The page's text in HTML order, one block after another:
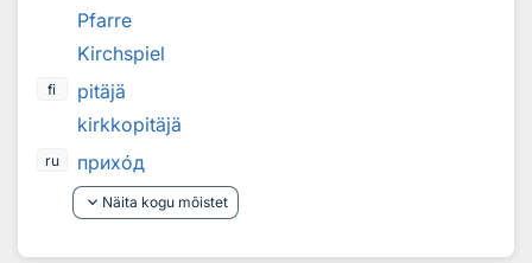
Pfarre
Kirchspiel
fi
pitäjä
kirkkopitäjä
ru приход
keyboard_arrow_down Näita kogu mõistet